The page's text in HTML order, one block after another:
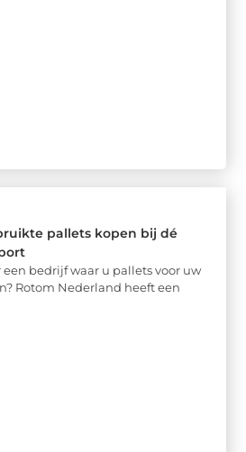
pallets kopen bij dé
een bedrijf waar u pallets voor uw
Rotom Nederland heeft een